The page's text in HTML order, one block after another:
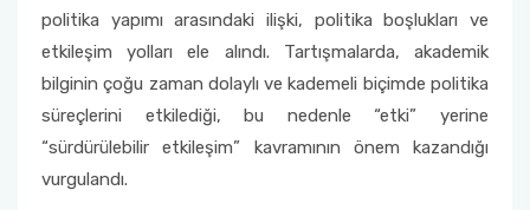
politika yapımı arasındaki ilişki, politika boşlukları ve
etkileşim yolları ele alındı. Tartışmalarda, akademik
bilginin çoğu zaman dolaylı ve kademeli biçimde politika
süreçlerini etkilediği, bu nedenle “etki” yerine
“sürdürülebilir etkileşim” kavramının önem kazandığı
vurgulandı.